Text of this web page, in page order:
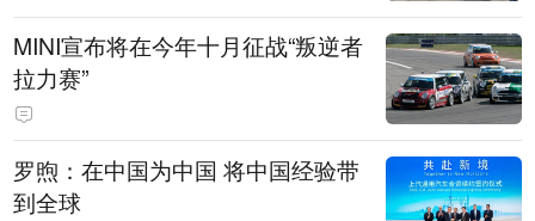
MINI宣布将在今年十月征战“叛逆者
拉力赛”
罗煦：在中国为中国 将中国经验带
到全球